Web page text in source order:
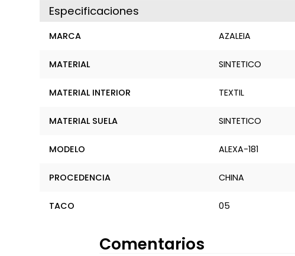
Especificaciones
MARCA AZALEIA
MATERIAL SINTETICO
MATERIAL INTERIOR TEXTIL
MATERIAL SUELA SINTETICO
MODELO ALEXA-181
PROCEDENCIA CHINA
TACO 05
Comentarios